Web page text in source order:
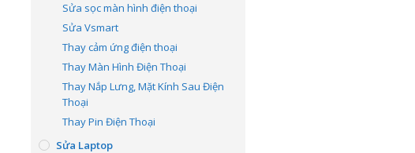
Sửa sọc màn hình điện thoại
Sửa Vsmart
Thay cảm ứng điện thoại
Thay Màn Hình Điện Thoại
Thay Nắp Lưng, Mặt Kính Sau Điện
Thoại
Thay Pin Điện Thoại
Sửa Laptop